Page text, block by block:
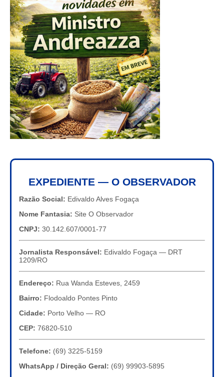
EXPEDIENTE — O OBSERVADOR
Razão Social: Edivaldo Alves Fogaça
Nome Fantasia: Site O Observador
CNPJ: 30.142.607/0001-77
Jornalista Responsável: Edivaldo Fogaça — DRT
1209/RO
Endereço: Rua Wanda Esteves, 2459
Bairro: Flodoaldo Pontes Pinto
Cidade: Porto Velho — RO
CEP: 76820-510
Telefone: (69) 3225-5159
WhatsApp / Direção Geral: (69) 99903-5895